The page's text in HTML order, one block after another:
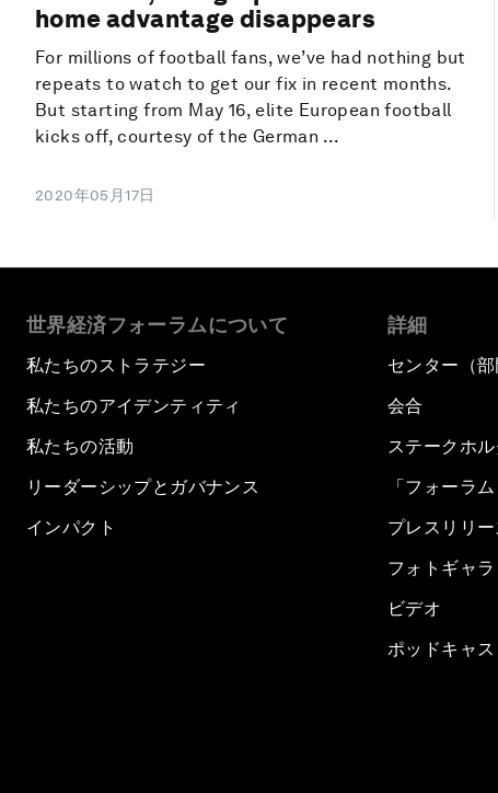
home advantage disappears
For millions of football fans, we’ve had nothing but
repeats to watch to get our fix in recent months.
But starting from May 16, elite European football
kicks off, courtesy of the German ...
2020年05月17日
世界経済フォーラムについて
私たちのストラテジー
私たちのアイデンティティ
私たちの活動
リーダーシップとガバナンス
インパクト
詳細
センター（部
会合
ステークホ
「フォーラ
プレスリリー
フォトギャ
ビデオ
ポッドキャス